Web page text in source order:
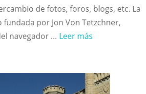
de fotos, foros, blogs, etc. La
por Jon Von Tetzchner,
navegador … Leer más